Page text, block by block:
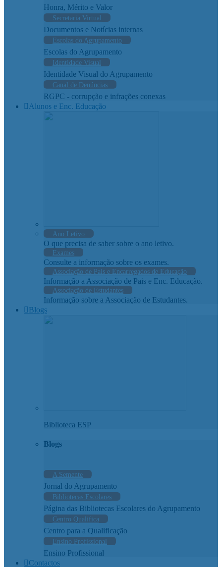
Honra, Mérito e Valor
Secretaria Virtual
Documentos e Notícias internas
Escolas do Agrupamento
Escolas do Agrupamento
Identidade Visual
Identidade Visual do Agrupamento
Canal de Denúncias
RGPC - corrupção e infrações conexas
Alunos e Enc. Educação
Ano Letivo
O que precisa de saber sobre o ano letivo.
Exames
Consulte a informação sobre os exames.
Associação de Pais e Encarregados de Educação
Informação a Associação de Pais e Enc. Educação.
Associação de Estudantes
Informação sobre a Associação de Estudantes.
Blogs
Biblioteca ESP
Blogs
A Semente
Jornal do Agrupamento
Bibliotecas Escolares
Página das Bibliotecas Escolares do Agrupamento
Centro Qualifica
Centro para a Qualificação
Ensino Profissional
Ensino Profissional
Contactos